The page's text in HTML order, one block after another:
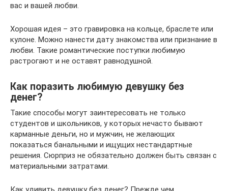
вас и вашей любви.
Хорошая идея – это гравировка на кольце, браслете или
кулоне. Можно нанести дату знакомства или признание в
любви. Такие романтические поступки любимую
растрогают и не оставят равнодушной.
Как поразить любимую девушку без
денег?
Такие способы могут заинтересовать не только
студентов и школьников, у которых нечасто бывают
карманные деньги, но и мужчин, не желающих
показаться банальными и ищущих нестандартные
решения. Сюрприз не обязательно должен быть связан с
материальными затратами.